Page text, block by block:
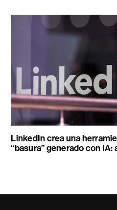
LinkedIn crea una
“basura” generado con IA: